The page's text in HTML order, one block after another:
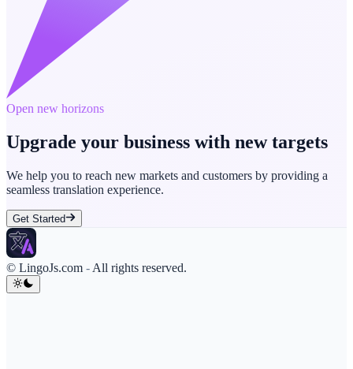
Open new horizons
Upgrade your business with new targets
We help you to reach new markets and customers by providing a
seamless translation experience.
Get Started
© LingoJs.com - All rights reserved.